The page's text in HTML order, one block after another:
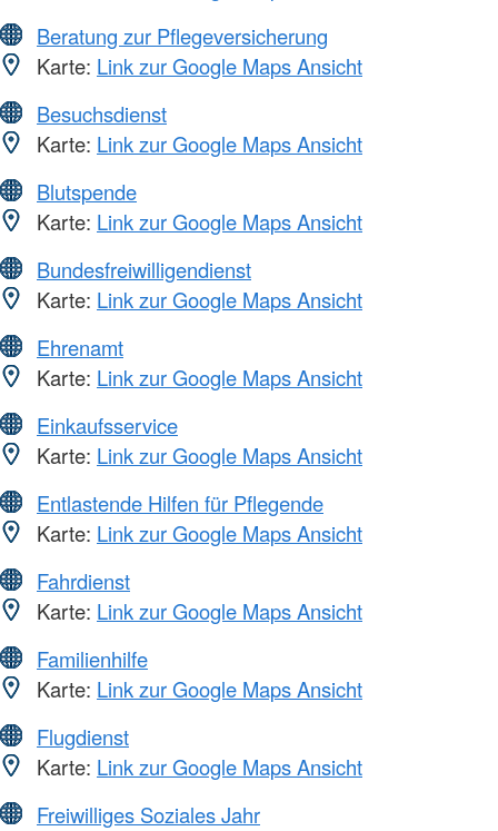
Beratung zur Pflegeversicherung
Karte: Link zur Google Maps Ansicht
Besuchsdienst
Karte: Link zur Google Maps Ansicht
Blutspende
Karte: Link zur Google Maps Ansicht
Bundesfreiwilligendienst
Karte: Link zur Google Maps Ansicht
Ehrenamt
Karte: Link zur Google Maps Ansicht
Einkaufsservice
Karte: Link zur Google Maps Ansicht
Entlastende Hilfen für Pflegende
Karte: Link zur Google Maps Ansicht
Fahrdienst
Karte: Link zur Google Maps Ansicht
Familienhilfe
Karte: Link zur Google Maps Ansicht
Flugdienst
Karte: Link zur Google Maps Ansicht
Freiwilliges Soziales Jahr